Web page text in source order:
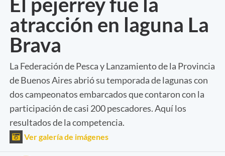
atracción en laguna La
Brava
La Federación de Pesca y Lanzamiento de la Provincia
de Buenos Aires abrió su temporada de lagunas con
dos campeonatos embarcados que contaron con la
participación de casi 200 pescadores. Aquí los
resultados de la competencia.
Ver galería de imágenes